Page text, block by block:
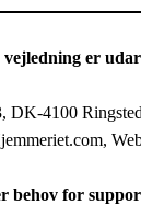
vejledning er
DK-4100
behov for